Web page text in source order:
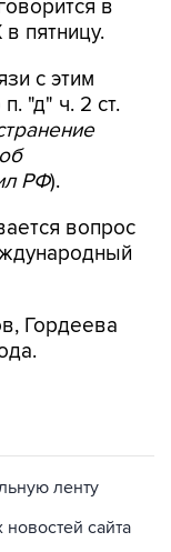
с этим
РФ).
вопрос
Гордеева
сайта
официальном